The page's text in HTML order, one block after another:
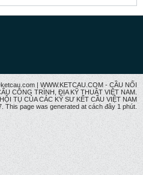
| WWW.KETCAU.COM - CẦU NỐI
CÔNG TRÌNH, ĐỊA KỸ THUẬT VIỆT NAM.
TỤ CỦA CÁC KỸ SƯ KẾT CÂU VIỆT NAM
This page was generated at cách đây 1 phút.